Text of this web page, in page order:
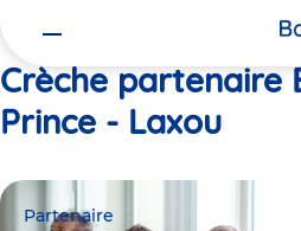
Crèche partenaire
Prince - Laxou
Partenaire